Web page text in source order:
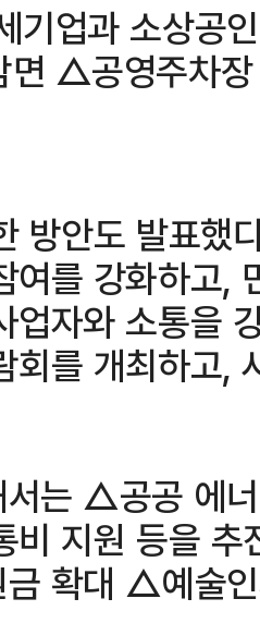
업과 소상공
△공영주차장
방안도 발표했
여를 강화하고,
업자와 소통을
회를 개최하고,
서는 △공공 에
비 지원 등을
확대 △예술